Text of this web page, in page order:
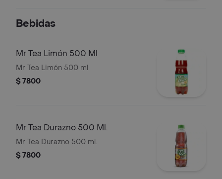
Bebidas
Mr Tea Limón 500 Ml
Mr Tea Limón 500 ml
$ 7800
Mr Tea Durazno 500 Ml.
Mr Tea Durazno 500 ml.
$ 7800